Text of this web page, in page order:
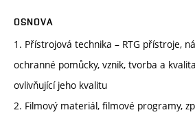
OSNOVA
1. Přístrojová technika – RTG přístroje,
ochranné pomůcky, vznik, tvorba a
ovlivňující jeho kvalitu
2. Filmový materiál, filmové programy,